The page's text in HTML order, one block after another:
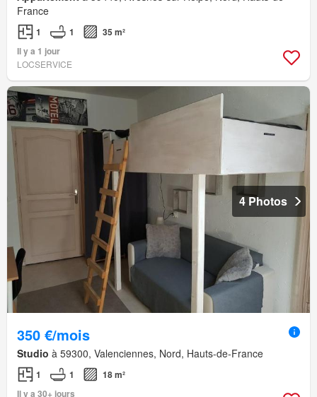
France
1 1
35 m²
Il y a 1 jour
LOCSERVICE
4 Photos
350 €/mois
Studio à 59300, Valenciennes, Nord, Hauts-de-France
1 1
18 m²
Il y a 30+ jours